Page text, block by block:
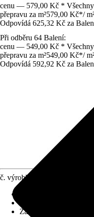
cenu — 579,00 Kč * Všechny
přepravu za m²579,00 Kč*/
Odpovídá 625,32 Kč za
Při odběru 64 Balení:
cenu — 549,00 Kč * Všechny
přepravu za m²549,00 Kč*/
Odpovídá 592,92 Kč za
č. výrobku
Základní barva